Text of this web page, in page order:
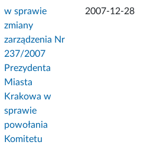
w sprawie
zmiany
zarządzenia Nr
237/2007
Prezydenta
Miasta
Krakowa w
sprawie
powołania
Komitetu
2007-12-28